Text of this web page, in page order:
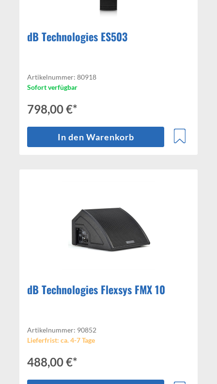
dB Technologies ES503
Artikelnummer: 80918
Sofort verfügbar
798,00 €*
In den Warenkorb
dB Technologies Flexsys FMX 10
Artikelnummer: 90852
Lieferfrist: ca. 4-7 Tage
488,00 €*